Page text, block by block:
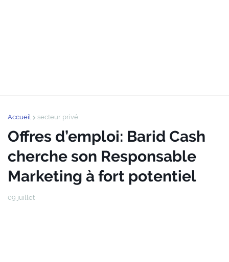
Accueil secteur privé
Offres d’emploi: Barid Cash
cherche son Responsable
Marketing à fort potentiel
09 juillet